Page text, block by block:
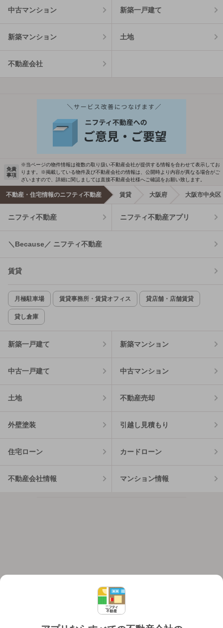
中古マンション 新築一戸建て
新築マンション 土地
不動産会社
免責
事項
※当ページの物件情報は複数の取り扱い不動産会社が提供する情報を合わせて表示してお
ります。※掲載している物件及び不動産会社の情報は、公開時より内容が異なる場合がご
ざいますので、詳細に関しましては直接不動産会社様へご確認をお願い致します。
不動産・住宅情報のニフティ不動産 賃貸 大阪府 大阪市中央区
ニフティ不動産 ニフティ不動産アプリ
＼Because／ ニフティ不動産
賃貸
月極駐車場 賃貸事務所・賃貸オフィス 貸店舗・店舗賃貸
貸し倉庫
新築一戸建て 新築マンション
中古一戸建て 中古マンション
土地 不動産売却
外壁塗装 引越し見積もり
住宅ローン カードローン
不動産会社情報 マンション情報